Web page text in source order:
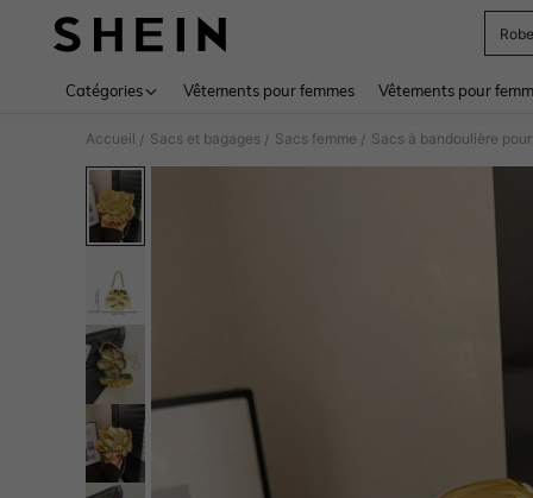
Robe
Catégories Vêtements pour femmes Vêtements pour
Accueil / Sacs et bagages / Sacs femme / Sacs à bandoulière